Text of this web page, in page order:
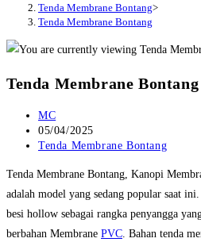
Tenda Membrane Bontang>
Tenda Membrane Bontang
Tenda Membrane Bontang
Post
author:
MC
Post
published:
05/04/2025
Post
Tenda Membrane Bontang
Tenda Membrane Bontang, Kanopi
adalah model yang sedang popular saat
besi hollow sebagai rangka penyangga
berbahan Membrane PVC. Bahan tenda